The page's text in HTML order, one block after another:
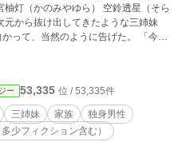
柚灯（かのみやゆら） 空鈴透星（そら
て、当然のように告げた。 「今日
す」 意味がわからない。
人分の気配が生まれていく。 けれど
ではない。 そしてこの家族認定は、
のか。 モノクロだった男の人生に、
、人生の途中で突然
の、少し不思議でやさしい再生の物
ー 53,335 位 / 53,335件
三姉妹 家族
独身男性
少フィクション含む）